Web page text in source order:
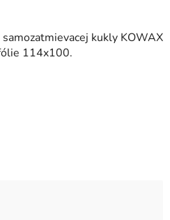
kukly KOWAX
114x100.